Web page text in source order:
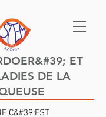
ET
DE LA
C&#39;EST